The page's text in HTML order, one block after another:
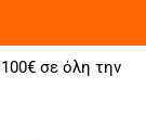
σε όλη την